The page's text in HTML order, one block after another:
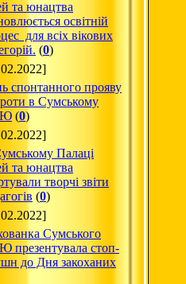
та юнацтва
освітній
для всіх вікових
(0)
спонтанного прояву
в Сумському
(0)
Палаці
та юнацтва
творчі звіти
(0)
Сумського
презентувала стоп-
до Дня закоханих